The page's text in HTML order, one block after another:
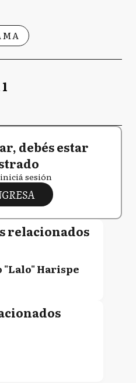
debés estar
sesión
relacionados
Harispe